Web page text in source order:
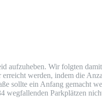
Wir folgten
werden, indem die
sollte ein Anfang gemacht
Parkplätzen